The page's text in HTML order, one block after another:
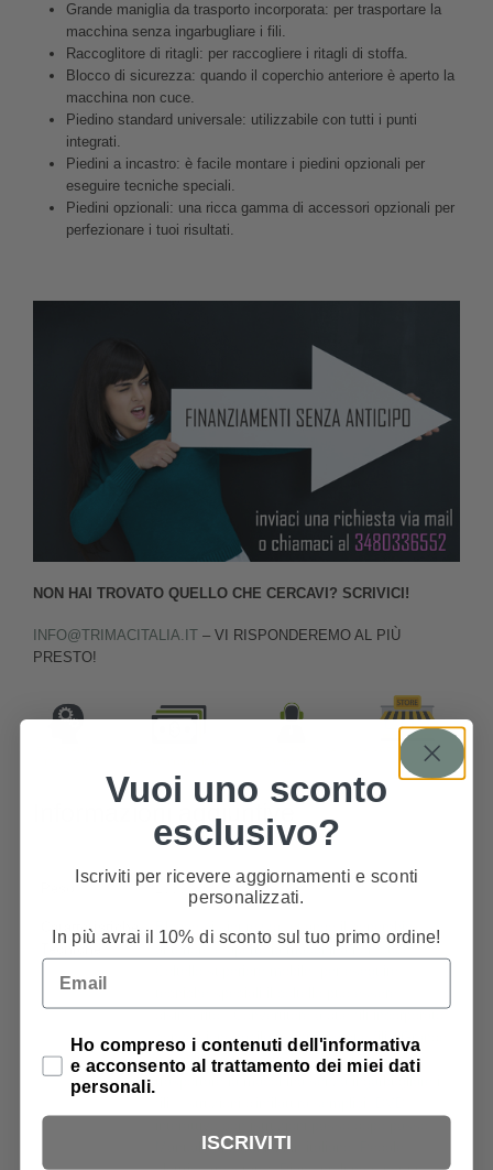
Grande maniglia da trasporto incorporata: per trasportare la
macchina senza ingarbugliare i fili.
Raccoglitore di ritagli: per raccogliere i ritagli di stoffa.
Blocco di sicurezza: quando il coperchio anteriore è aperto la
macchina non cuce.
Piedino standard universale: utilizzabile con tutti i punti
integrati.
Piedini a incastro: è facile montare i piedini opzionali per
eseguire tecniche speciali.
Piedini opzionali: una ricca gamma di accessori opzionali per
perfezionare i tuoi risultati.
NON HAI TROVATO QUELLO CHE CERCAVI? SCRIVICI!
INFO@TRIMACITALIA.IT – VI RISPONDEREMO AL PIÙ
PRESTO!
Informazioni aggiuntive
Caratteristiche
Tecniche
Blocco di sicurezza: quando il coperchio
anteriore è aperto la macchina non cuce
conversione facile nei punti a due fili.,Grande
maniglia da trasporto incorporata: per
Manuale di istruzioni in italiano
Vuoi uno sconto
esclusivo?
Iscriviti per ricevere aggiornamenti e sconti
personalizzati.
In più avrai il 10% di sconto sul tuo primo ordine!
Email
Privacy Policy
Ho compreso i contenuti dell'informativa
e acconsento al trattamento dei miei dati
personali.
ISCRIVITI